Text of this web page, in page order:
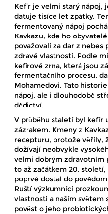
Kefír je velmi starý nápoj,
datuje tisíce let zpátky.
fermentovaný nápoj
Kavkazu, kde ho
považovali za dar z nebes
zdravé vlastnosti. Podle
kefírové zrna, která jsou
fermentačního procesu,
Mohamedovi. Tato
nápoj, ale i dlouhodobě
dědictví.
V průběhu staletí byl kefír
zázrakem. Kmeny z
recepturu, protože věřily,
dožívají neobvykle
velmi dobrým zdravotním
to až začátkem 20. století,
poprvé dostal do
Ruští výzkumníci
vlastnosti a naším světem
pověst o jeho